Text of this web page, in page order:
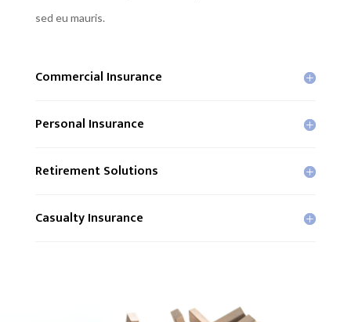
sed eu mauris.
Commercial Insurance
Personal Insurance
Retirement Solutions
Casualty Insurance